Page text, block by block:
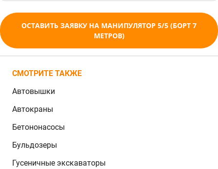
ОСТАВИТЬ ЗАЯВКУ НА МАНИПУЛЯТОР 5/5 (БОРТ 7
МЕТРОВ)
СМОТРИТЕ ТАКЖЕ
Автовышки
Автокраны
Бетононасосы
Бульдозеры
Гусеничные экскаваторы